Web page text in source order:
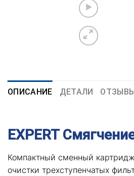
ОПИСАНИЕ ДЕТАЛИ ОТЗЫВЫ
EXPERT
Компактный сменный
очистки трехступенчатых